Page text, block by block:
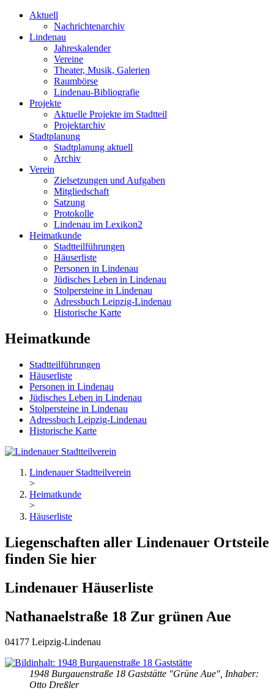
Aktuell
Nachrichtenarchiv
Lindenau
Jahreskalender
Vereine
Theater, Musik, Galerien
Raumbörse
Lindenau-Bibliografie
Projekte
Aktuelle Projekte im Stadtteil
Projektarchiv
Stadtplanung
Stadtplanung aktuell
Archiv
Verein
Zielsetzungen und Aufgaben
Mitgliedschaft
Satzung
Protokolle
Lindenau im Lexikon2
Heimatkunde
Stadtteilführungen
Häuserliste
Personen in Lindenau
Jüdisches Leben in Lindenau
Stolpersteine in Lindenau
Adressbuch Leipzig-Lindenau
Historische Karte
Heimatkunde
Stadtteilführungen
Häuserliste
Personen in Lindenau
Jüdisches Leben in Lindenau
Stolpersteine in Lindenau
Adressbuch Leipzig-Lindenau
Historische Karte
Lindenauer Stadtteilverein
>
Heimatkunde
>
Häuserliste
Liegenschaften aller Lindenauer Ortsteile
finden Sie hier
Lindenauer Häuserliste
Nathanaelstraße 18 Zur grünen Aue
04177 Leipzig-Lindenau
1948 Burgauenstraße 18 Gaststätte "Grüne Aue", Inhaber:
Otto Dreßler